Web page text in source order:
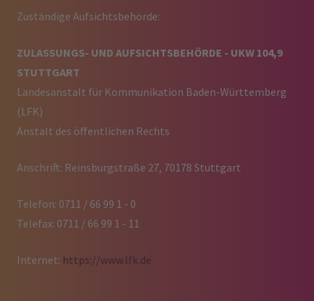
Zuständige Aufsichtsbehörde:
ZULASSUNGS- UND AUFSICHTSBEHÖRDE - UKW 104,9
STUTTGART
Landesanstalt für Kommunikation Baden-Württemberg
(LFK)
Anstalt des öffentlichen Rechts
Anschrift: Reinsburgstraße 27, 70178 Stuttgart
Telefon: 0711 / 66 99 1 - 0
Telefax: 0711 / 66 99 1 - 11
Internet: https://www.lfk.de